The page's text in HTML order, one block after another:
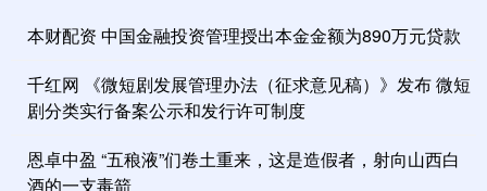
本财配资 中国金融投资管理授出本金金额为890万元贷款
千红网 《微短剧发展管理办法（征求意见稿）》发布 微短
剧分类实行备案公示和发行许可制度
恩卓中盈 “五稂液”们卷土重来，这是造假者，射向山西白
酒的一支毒箭